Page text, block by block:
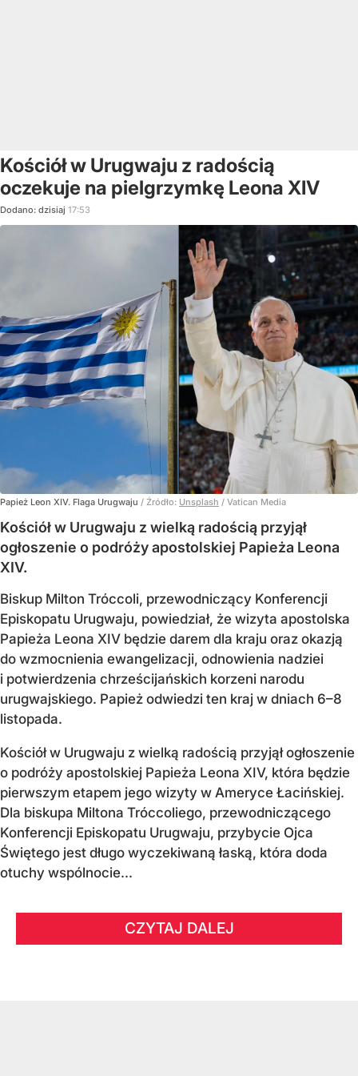
Kościół w Urugwaju z radością
oczekuje na pielgrzymkę Leona XIV
Dodano: dzisiaj 17:53
Papież Leon XIV. Flaga Urugwaju / Źródło: Unsplash / Vatican Media
Kościół w Urugwaju z wielką radością przyjął
ogłoszenie o podróży apostolskiej Papieża Leona
XIV.
Biskup Milton Tróccoli, przewodniczący Konferencji
Episkopatu Urugwaju, powiedział, że wizyta apostolska
Papieża Leona XIV będzie darem dla kraju oraz okazją
do wzmocnienia ewangelizacji, odnowienia nadziei
i potwierdzenia chrześcijańskich korzeni narodu
urugwajskiego. Papież odwiedzi ten kraj w dniach 6–8
listopada.
Kościół w Urugwaju z wielką radością przyjął ogłoszenie
o podróży apostolskiej Papieża Leona XIV, która będzie
pierwszym etapem jego wizyty w Ameryce Łacińskiej.
Dla biskupa Miltona Tróccoliego, przewodniczącego
Konferencji Episkopatu Urugwaju, przybycie Ojca
Świętego jest długo wyczekiwaną łaską, która doda
otuchy wspólnocie...
CZYTAJ DALEJ